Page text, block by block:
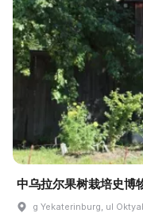
中乌拉尔果树栽培史博
g Yekaterinburg, ul